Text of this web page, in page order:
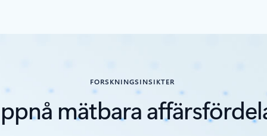
FORSKNINGSINSIKTER
mätbara